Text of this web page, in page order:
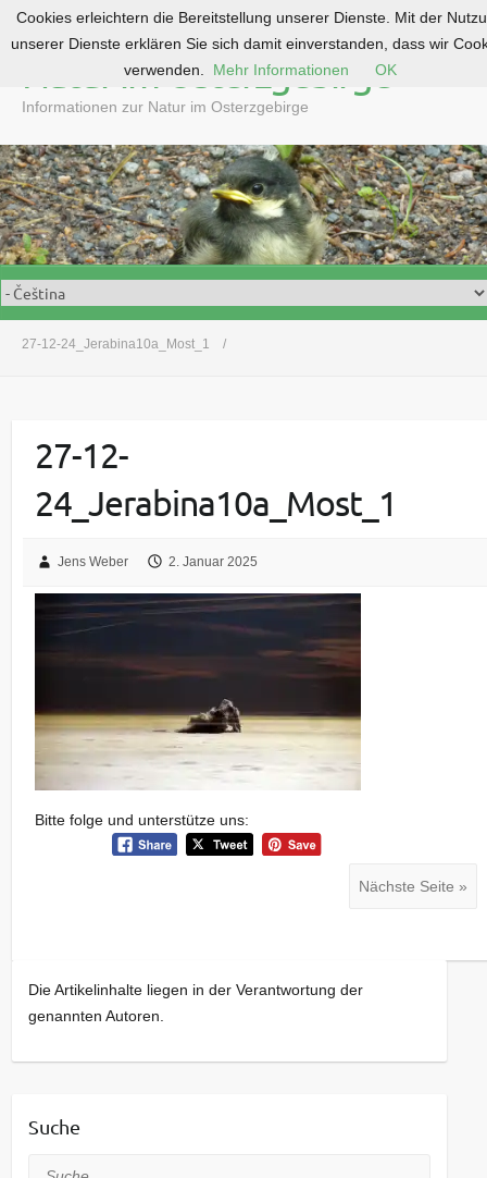
o
c
o
n
t
e
n
Natur im Osterzgebirge
Informationen zur Natur im Osterzgebirge
27-12-24_Jerabina10a_Most_1
27-12-
24_Jerabina10a_Most_1
Jens Weber 2. Januar 2025
Bitte folge und unterstütze uns:
Nächste Seite »
Die Artikelinhalte liegen in der Verantwortung der
genannten Autoren.
Suche
Suche
Cookies erleichtern die Bereitstellung unserer Dienste. Mit der
unserer Dienste erklären Sie sich damit einverstanden, dass wir
verwenden.
Mehr Informationen OK